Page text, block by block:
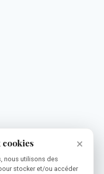
cookies ×
nous utilisons des
stocker et/ou accéder